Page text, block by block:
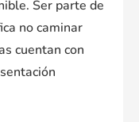
Ser parte de
no caminar
cuentan con